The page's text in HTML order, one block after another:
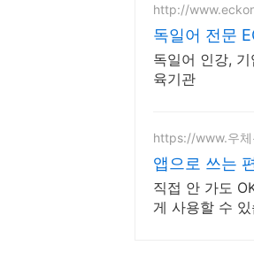
http://
독일어 전문
독일어 인강,
육기관
https://www.우
앱으로 쓰는
직접 안 가도
게 사용할 수